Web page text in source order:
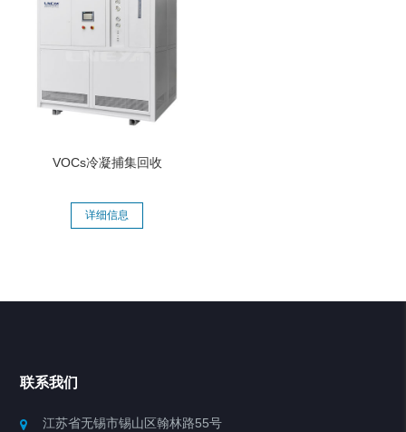
VOCs冷凝捕集回收
详细信息
联系我们
江苏省无锡市锡山区翰林路55号